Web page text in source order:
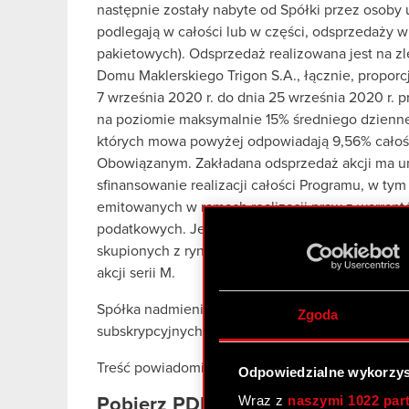
Zgoda
Odpowiedzialne
Wraz z naszymi 1022
następnie zostały nabyte od Spółki przez
podlegają w całości lub w części, odsprzedaży
pakietowych). Odsprzedaż realizowana jest na
Domu Maklerskiego Trigon S.A., łącznie,
7 września 2020 r. do dnia 25 września 2020 r.
na poziomie maksymalnie 15% średniego
których mowa powyżej odpowiadają 9,56%
Obowiązanym. Zakładana odsprzedaż akcji ma
sfinansowanie realizacji całości Programu, w
emitowanych w ramach realizacji praw z
podatkowych. Jednocześnie realizacja części
skupionych z rynku ogranicza rozwodnienie
akcji serii M.
Spółka nadmienia, iż akcje serii M które będą
subskrypcyjnych objęte będą rocznym
Treść powiadomień Spółka przekazuje w